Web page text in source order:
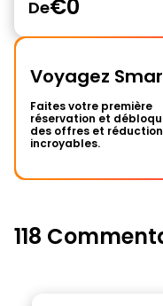
De€0
Voyagez
Faites votre première
réservation et
des offres et
incroyables.
118